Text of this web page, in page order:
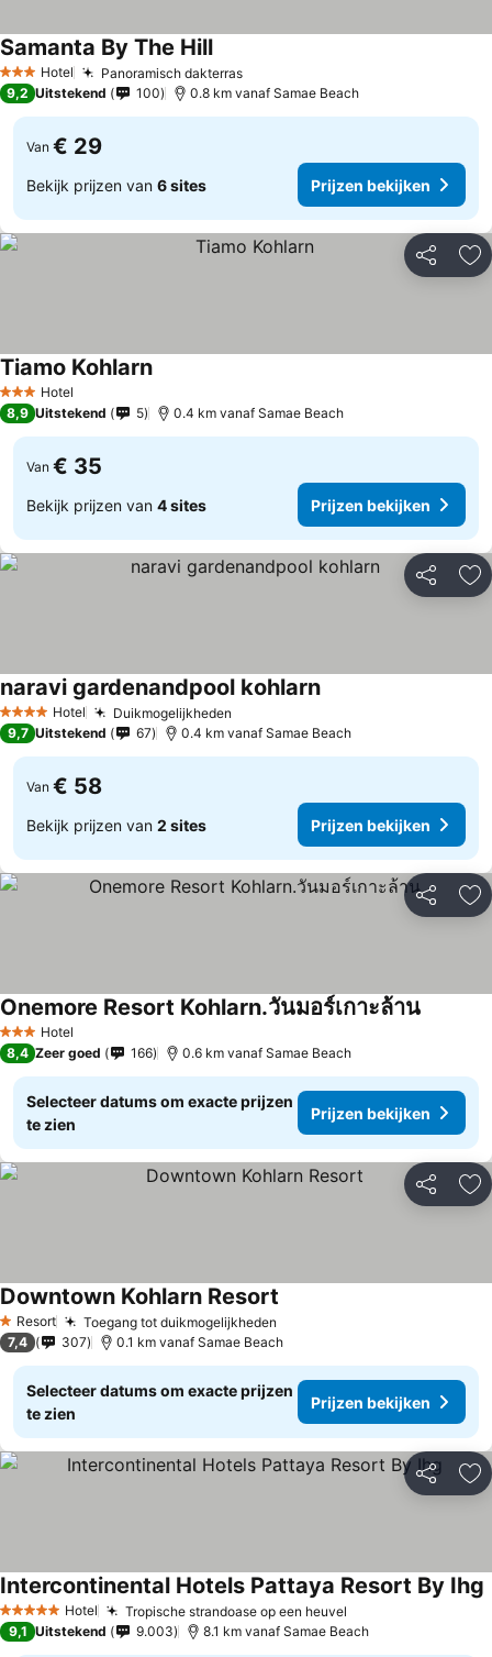
3 SterrenHotel Panoramisch dakterrasPrijzen bekijken
Samanta By The HillPrijzen bekijken
9,2 Uitstekend 100 0.8 km vanaf Samae Beach
Van € 29
Bekijk prijzen van 6 sites Prijzen bekijken
Delen
3 SterrenHotel
Tiamo KohlarnPrijzen bekijken
8,9 Uitstekend 5 0.4 km vanaf Samae Beach
Van € 35
Bekijk prijzen van 4 sites Prijzen bekijken
Delen
4 SterrenHotel Duikmogelijkheden
naravi gardenandpool kohlarnPrijzen bekijken
9,7 Uitstekend 67 0.4 km vanaf Samae Beach
Van € 58
Bekijk prijzen van 2 sites Prijzen bekijken
Delen
3 SterrenHotel
Onemore Resort Kohlarn.วันมอร์เกาะล้านPrijzen
8,4 Zeer goed 166 0.6 km vanaf Samae Beach
Selecteer datums om exacte prijzen
te zien
Prijzen bekijken
Delen
1 Sterren
Resort Toegang tot duikmogelijkheden
Downtown Kohlarn Resort
7,4 307 0.1 km vanaf Samae Beach
Selecteer datums om exacte prijzen
te zien
Prijzen bekijken
Delen
5 Sterren Hotel Tropische strandoase op een heuvel
Intercontinental Hotels Pattaya Resort By Ihg
9,1 Uitstekend 9.003 8.1 km vanaf Samae Beach